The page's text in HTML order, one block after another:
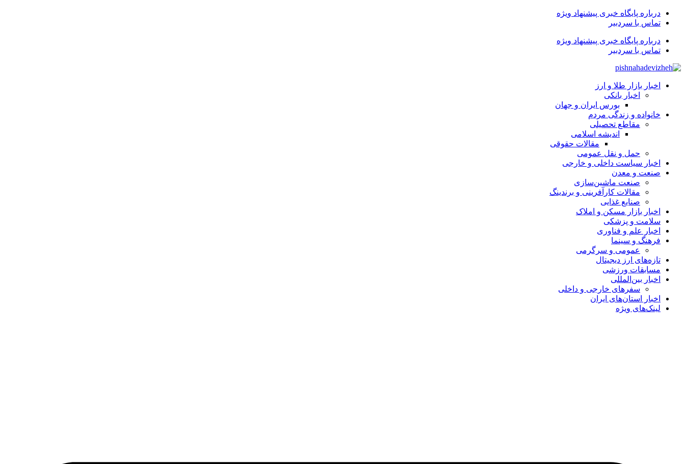
درباره پایگاه خبری پیشنهاد ویژه
تماس با سردبیر
درباره پایگاه خبری پیشنهاد ویژه
تماس با سردبیر
اخبار بازار طلا و ارز
اخبار بانکی
بورس ایران و جهان
خانواده و زندگی مردم
مقاطع تحصیلی
اندیشه اسلامی
مقالات حقوقی
حمل و نقل عمومی
اخبار سیاست داخلی و خارجی
صنعت و معدن
صنعت ماشین‌سازی
مقالات کارآفرینی و برندینگ
صنایع غذایی
اخبار بازار مسکن و املاک
سلامت و پزشکی
اخبار علم و فناوری
فرهنگ و سینما
عمومی و سرگرمی
تازه‌های ارز دیجیتال
مسابقات ورزشی
اخبار بین‌المللی
سفرهای خارجی و داخلی
اخبار استان‌های ایران
لینک‌های ویژه